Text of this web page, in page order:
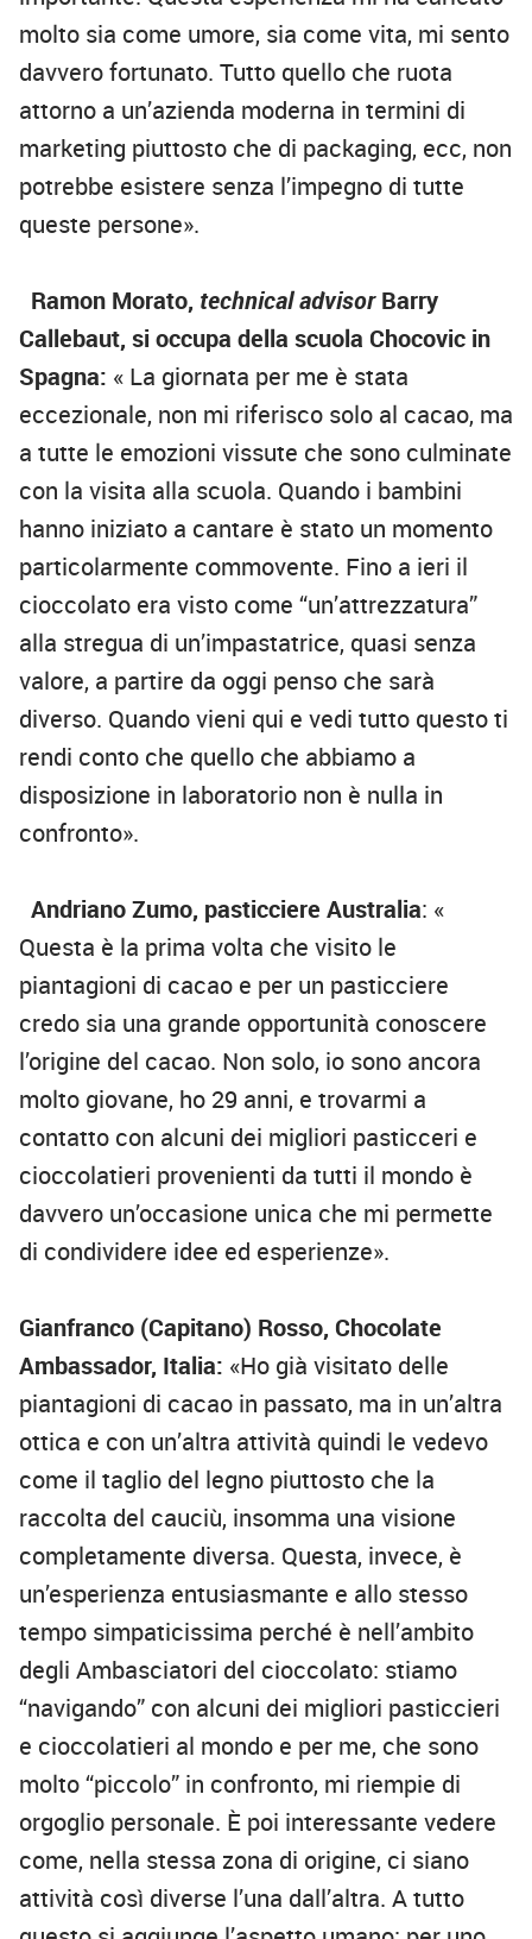
molto sia come umore, sia come vita, mi sento
davvero fortunato. Tutto quello che ruota
attorno a un’azienda moderna in termini di
marketing piuttosto che di packaging, ecc, non
potrebbe esistere senza l’impegno di tutte
queste persone».
Ramon Morato, technical advisorBarry
Callebaut, si occupa della scuola Chocovic in
Spagna: « La giornata per me è stata
eccezionale, non mi riferisco solo al cacao, ma
a tutte le emozioni vissute che sono culminate
con la visita alla scuola. Quando i bambini
hanno iniziato a cantare è stato un momento
particolarmente commovente. Fino a ieri il
cioccolato era visto come “un’attrezzatura”
alla stregua di un’impastatrice, quasi senza
valore, a partire da oggi penso che sarà
diverso. Quando vieni qui e vedi tutto questo ti
rendi conto che quello che abbiamo a
disposizione in laboratorio non è nulla in
confronto».
Andriano Zumo, pasticciere Australia: «
Questa è la prima volta che visito le
piantagioni di cacao e per un pasticciere
credo sia una grande opportunità conoscere
l’origine del cacao. Non solo, io sono ancora
molto giovane, ho 29 anni, e trovarmi a
contatto con alcuni dei migliori pasticceri e
cioccolatieri provenienti da tutti il mondo è
davvero un’occasione unica che mi permette
di condividere idee ed esperienze».
Gianfranco (Capitano) Rosso, Chocolate
Ambassador, Italia: «Ho già visitato delle
piantagioni di cacao in passato, ma in un’altra
ottica e con un’altra attività quindi le vedevo
come il taglio del legno piuttosto che la
raccolta del cauciù, insomma una visione
completamente diversa. Questa, invece, è
un’esperienza entusiasmante e allo stesso
tempo simpaticissima perché è nell’ambito
degli Ambasciatori del cioccolato: stiamo
“navigando” con alcuni dei migliori pasticcieri
e cioccolatieri al mondo e per me, che sono
molto “piccolo” in confronto, mi riempie di
orgoglio personale. È poi interessante vedere
come, nella stessa zona di origine, ci siano
attività così diverse l’una dall’altra. A tutto